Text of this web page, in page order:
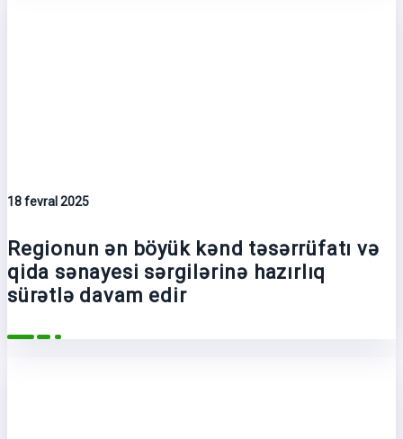
18 fevral 2025
Regionun ən böyük kənd təsərrüfatı və
qida sənayesi sərgilərinə hazırlıq
sürətlə davam edir